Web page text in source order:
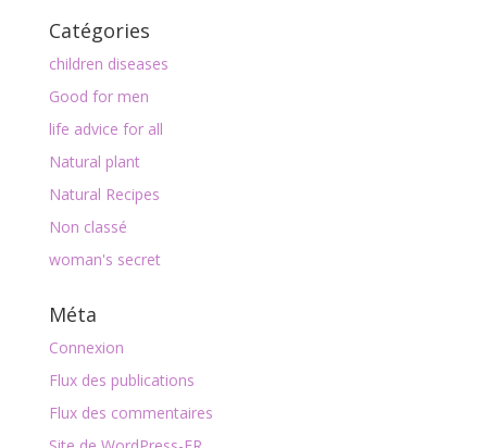
Catégories
children diseases
Good for men
life advice for all
Natural plant
Natural Recipes
Non classé
woman's secret
Méta
Connexion
Flux des publications
Flux des commentaires